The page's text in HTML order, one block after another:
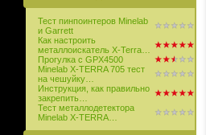
Тест пинпоинтеров Minelab
и Garrett
Как настроить
металлоискатель X-Terra…
Прогулка с GPX4500
Minelab X-TERRA 705 тест
на чешуйку…
Инструкция, как правильно
закрепить…
Тест металлодетектора
Minelab X-TERRA…